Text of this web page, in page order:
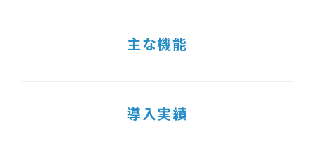
主な機能
導入実績